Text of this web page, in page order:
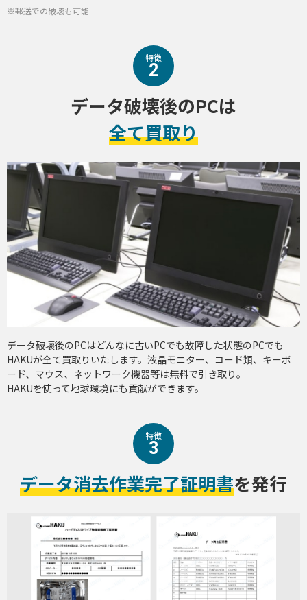
※郵送での破壊も可能
特徴
2
データ破壊後のPCは
全て買取り
データ破壊後のPCはどんなに古いPCでも故障した状態のPCでも
HAKUが全て買取りいたします。液晶モニター、コード類、キーボ
ード、マウス、ネットワーク機器等は無料で引き取り。
HAKUを使って地球環境にも貢献ができます。
特徴
3
データ消去作業完了証明書を発行